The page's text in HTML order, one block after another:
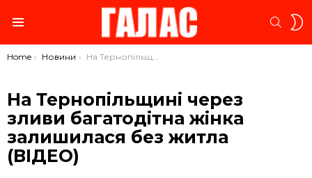
You are here:
Home Новини На Тернопільщині через зливи багатодітна жінка залишилася без житла (ВІДЕО)
На Тернопільщині через
зливи багатодітна жінка
залишилася без житла
(ВІДЕО)